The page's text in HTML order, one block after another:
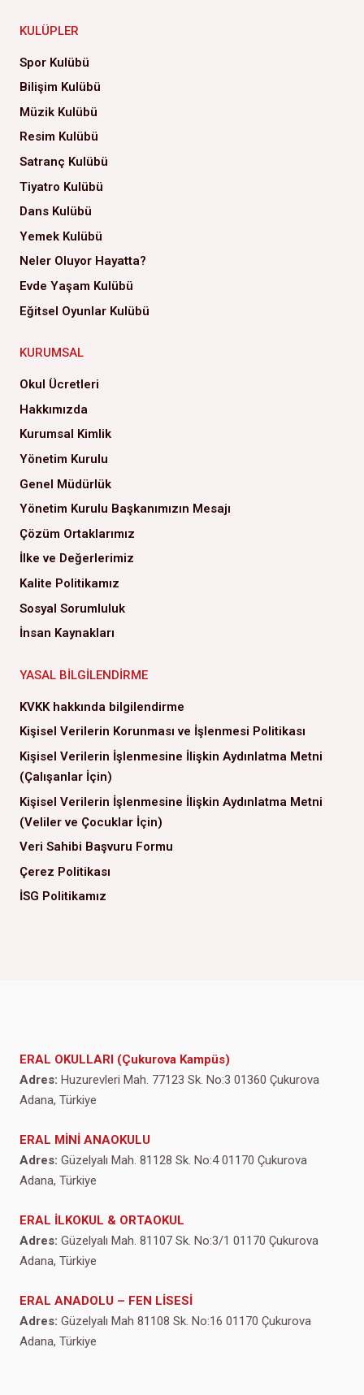
KULÜPLER
Spor Kulübü
Bilişim Kulübü
Müzik Kulübü
Resim Kulübü
Satranç Kulübü
Tiyatro Kulübü
Dans Kulübü
Yemek Kulübü
Neler Oluyor Hayatta?
Evde Yaşam Kulübü
Eğitsel Oyunlar Kulübü
KURUMSAL
Okul Ücretleri
Hakkımızda
Kurumsal Kimlik
Yönetim Kurulu
Genel Müdürlük
Yönetim Kurulu Başkanımızın Mesajı
Çözüm Ortaklarımız
İlke ve Değerlerimiz
Kalite Politikamız
Sosyal Sorumluluk
İnsan Kaynakları
YASAL BILGILENDIRME
KVKK hakkında bilgilendirme
Kişisel Verilerin Korunması ve İşlenmesi Politikası
Kişisel Verilerin İşlenmesine İlişkin Aydınlatma Metni
(Çalışanlar İçin)
Kişisel Verilerin İşlenmesine İlişkin Aydınlatma Metni
(Veliler ve Çocuklar İçin)
Veri Sahibi Başvuru Formu
Çerez Politikası
İSG Politikamız
ERAL OKULLARI (Çukurova Kampüs)
Adres: Huzurevleri Mah. 77123 Sk. No:3 01360 Çukurova
Adana, Türkiye
ERAL MİNİ ANAOKULU
Adres: Güzelyalı Mah. 81128 Sk. No:4 01170 Çukurova
Adana, Türkiye
ERAL İLKOKUL & ORTAOKUL
Adres: Güzelyalı Mah. 81107 Sk. No:3/1 01170 Çukurova
Adana, Türkiye
ERAL ANADOLU – FEN LİSESİ
Adres: Güzelyalı Mah 81108 Sk. No:16 01170 Çukurova
Adana, Türkiye